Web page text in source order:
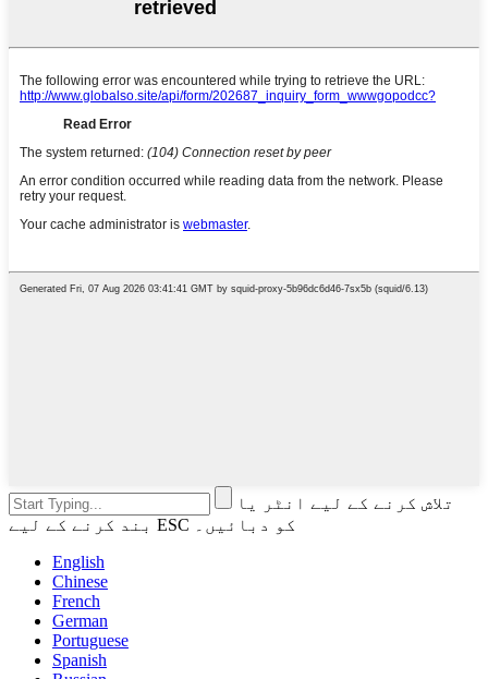
تلاش کرنے کے لیے انٹر یا
بند کرنے کے لیے ESC کو دبائیں۔
English
Chinese
French
German
Portuguese
Spanish